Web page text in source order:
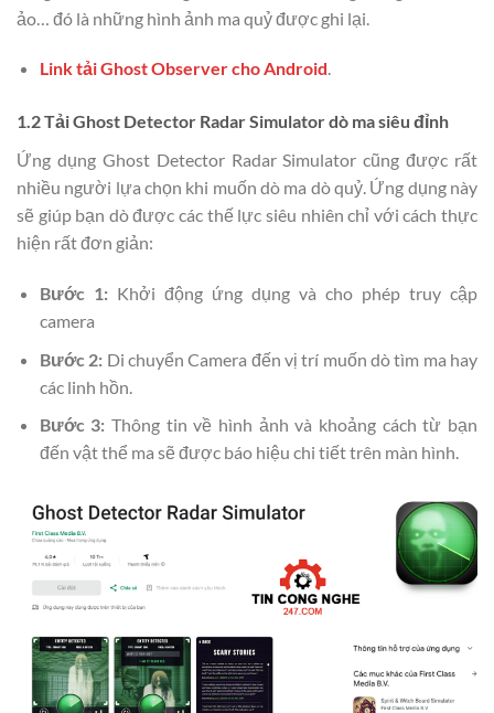
ảo… đó là những hình ảnh ma quỷ được ghi lại.
Link tải Ghost Observer cho Android.
1.2 Tải Ghost Detector Radar Simulator dò ma siêu đỉnh
Ứng dụng Ghost Detector Radar Simulator cũng được rất
nhiều người lựa chọn khi muốn dò ma dò quỷ. Ứng dụng này
sẽ giúp bạn dò được các thế lực siêu nhiên chỉ với cách thực
hiện rất đơn giản:
Bước 1:Khởi động ứng dụng và cho phép truy cập
camera
Bước 2: Di chuyển Camera đến vị trí muốn dò tìm ma hay
các linh hồn.
Bước 3: Thông tin về hình ảnh và khoảng cách từ bạn
đến vật thể ma sẽ được báo hiệu chi tiết trên màn hình.